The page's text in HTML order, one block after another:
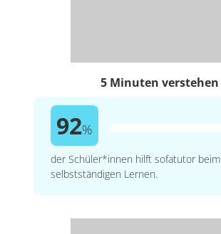
5 Minuten verstehen
92%
der Schüler*innen hilft sofatutor beim
selbstständigen Lernen.